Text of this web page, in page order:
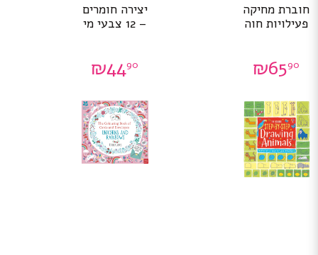
חוברת מחיקה
פעילויות חוה
₪6590
יצירה חומרים
– 12 צבעי מי
₪4490